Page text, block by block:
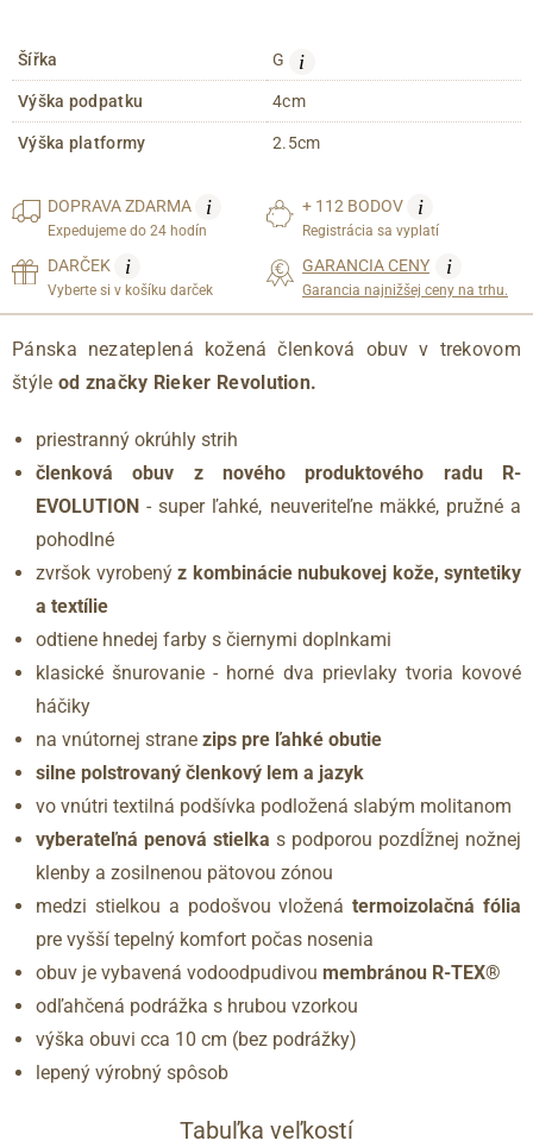
Šířka G i
Výška podpatku 4cm
Výška platformy 2.5cm
DOPRAVAZDARMA i
Expedujeme do 24 hodín
+ 112 BODOV i
Registrácia sa vyplatí
DARČEK i
Vyberte si v košíku darček
GARANCIA CENY i
Garancia najnižšej ceny na trhu.
Pánska nezateplená kožená členková obuv v trekovom
štýle od značky Rieker Revolution.
priestranný okrúhly strih
členková obuv z nového produktového radu R-
EVOLUTION - super ľahké, neuveriteľne mäkké, pružné a
pohodlné
zvršok vyrobený z kombinácie nubukovej kože, syntetiky
a textílie
odtiene hnedej farby s čiernymi doplnkami
klasické šnurovanie - horné dva prievlaky tvoria kovové
háčiky
na vnútornej strane zips pre ľahké obutie
silne polstrovaný členkový lem a jazyk
vo vnútri textilná podšívka podložená slabým molitanom
vyberateľná penová stielka s podporou pozdĺžnej nožnej
klenby a zosilnenou pätovou zónou
medzi stielkou a podošvou vložená termoizolačná fólia
pre vyšší tepelný komfort počas nosenia
obuv je vybavená vodoodpudivou membránou R-TEX®
odľahčená podrážka s hrubou vzorkou
výška obuvi cca 10 cm (bez podrážky)
lepený výrobný spôsob
Tabuľka veľkostí